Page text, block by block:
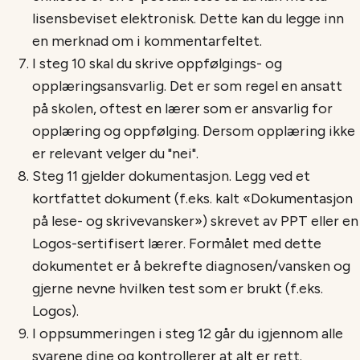
lisensbeviset elektronisk. Dette kan du legge inn
en merknad om i kommentarfeltet.
I steg 10 skal du skrive oppfølgings- og
opplæringsansvarlig. Det er som regel en ansatt
på skolen, oftest en lærer som er ansvarlig for
opplæring og oppfølging. Dersom opplæring ikke
er relevant velger du "nei".
Steg 11 gjelder dokumentasjon. Legg ved et
kortfattet dokument (f.eks. kalt «Dokumentasjon
på lese- og skrivevansker») skrevet av PPT eller en
Logos-sertifisert lærer. Formålet med dette
dokumentet er å bekrefte diagnosen/vansken og
gjerne nevne hvilken test som er brukt (f.eks.
Logos).
I oppsummeringen i steg 12 går du igjennom alle
svarene dine og kontrollerer at alt er rett.